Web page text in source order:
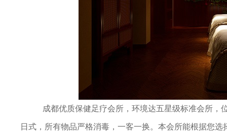
成都优质保健足疗会所，环境达五星级标准会所，位
日式，所有物品严格消毒，一客一换。本会所能根据您